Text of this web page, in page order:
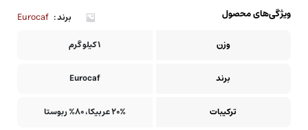
برند : Eurocaf ویژگی‌های محصول
وزن 1 کیلو گرم
برند Eurocaf
ترکیبات 20% عربیکا، 80% ربوستا